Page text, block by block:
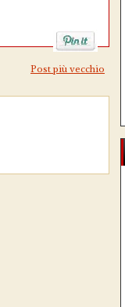
Post più vecchio